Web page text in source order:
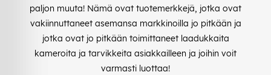
paljon muuta! Nämä ovat tuotemerkkejä, jotka ovat
vakiinnuttaneet asemansa markkinoilla jo pitkään ja
jotka ovat jo pitkään toimittaneet laadukkaita
kameroita ja tarvikkeita asiakkailleen ja joihin voit
varmasti luottaa!